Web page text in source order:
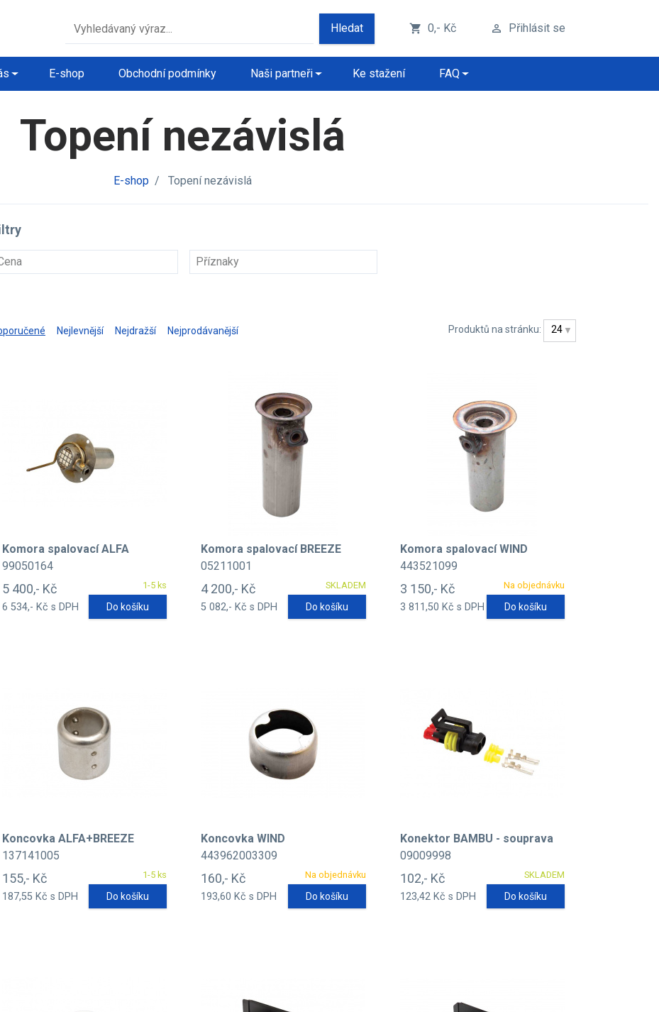
Hledat shopping_cart 0,- Kč perm_identity Přihlásit se
E-shop Obchodní podmínky Naši partneři Ke stažení FAQ
Topení nezávislá
E-shop / Topení nezávislá
Příznaky
Nejlevnější Nejdražší Nejprodávanější Produktů na stránku: 24
Komora spalovací ALFA
99050164
1-5 ks
5 400,- Kč
6 534,- Kč s DPH Do košíku
Komora spalovací BREEZE
05211001
SKLADEM
4 200,- Kč
5 082,- Kč s DPH Do košíku
Komora spalovací WIND
443521099
Na objednávku
3 150,- Kč
3 811,50 Kč s DPH Do košíku
Koncovka ALFA+BREEZE
137141005
1-5 ks
155,- Kč
187,55 Kč s DPH Do košíku
Koncovka WIND
443962003309
Na objednávku
160,- Kč
193,60 Kč s DPH Do košíku
Konektor BAMBU - souprava
09009998
SKLADEM
102,- Kč
123,42 Kč s DPH Do košíku